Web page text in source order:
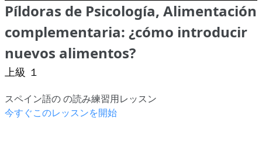
Píldoras de Psicología, Alimentación
complementaria: ¿cómo introducir
nuevos alimentos?
上級 １
スペイン語の の読み練習用レッスン
今すぐこのレッスンを開始